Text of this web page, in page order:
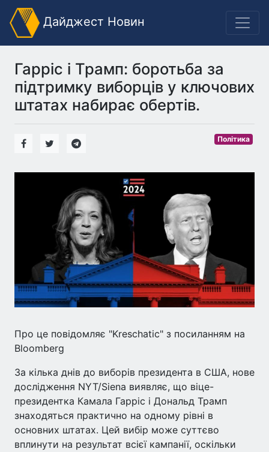
Дайджест Новин
Гарріс і Трамп: боротьба за
підтримку виборців у ключових
штатах набирає обертів.
Політика
Про це повідомляє "Kreschatic" з посиланням на
Bloomberg
За кілька днів до виборів президента в США, нове
дослідження NYT/Siena виявляє, що віце-
президентка Камала Гарріс і Дональд Трамп
знаходяться практично на одному рівні в
основних штатах. Цей вибір може суттєво
вплинути на результат всієї кампанії, оскільки